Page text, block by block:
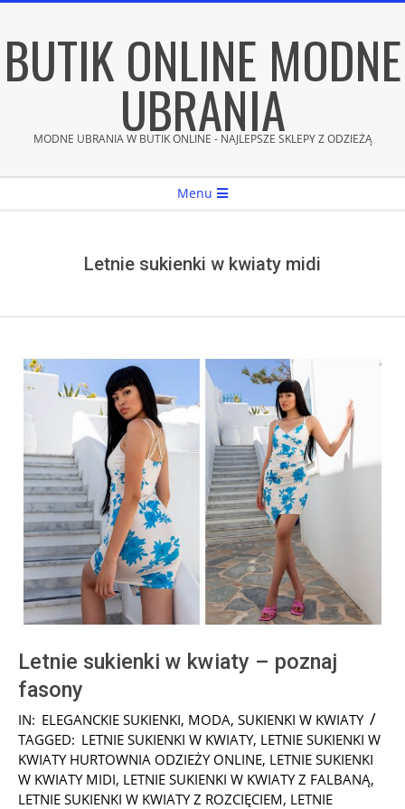
content
BUTIK ONLINE MODNE
UBRANIA
MODNE UBRANIA W BUTIK ONLINE - NAJLEPSZE SKLEPY Z ODZIEŻĄ
Menu
Letnie sukienki w kwiaty midi
Letnie sukienki w kwiaty – poznaj
fasony
2022-
07-
06
IN: ELEGANCKIE SUKIENKI, MODA, SUKIENKI W KWIATY
TAGGED: LETNIE SUKIENKI W KWIATY, LETNIE SUKIENKI W
KWIATY HURTOWNIA ODZIEŻY ONLINE, LETNIE SUKIENKI
W KWIATY MIDI, LETNIE SUKIENKI W KWIATY Z FALBANĄ,
LETNIE SUKIENKI W KWIATY Z ROZCIĘCIEM, LETNIE